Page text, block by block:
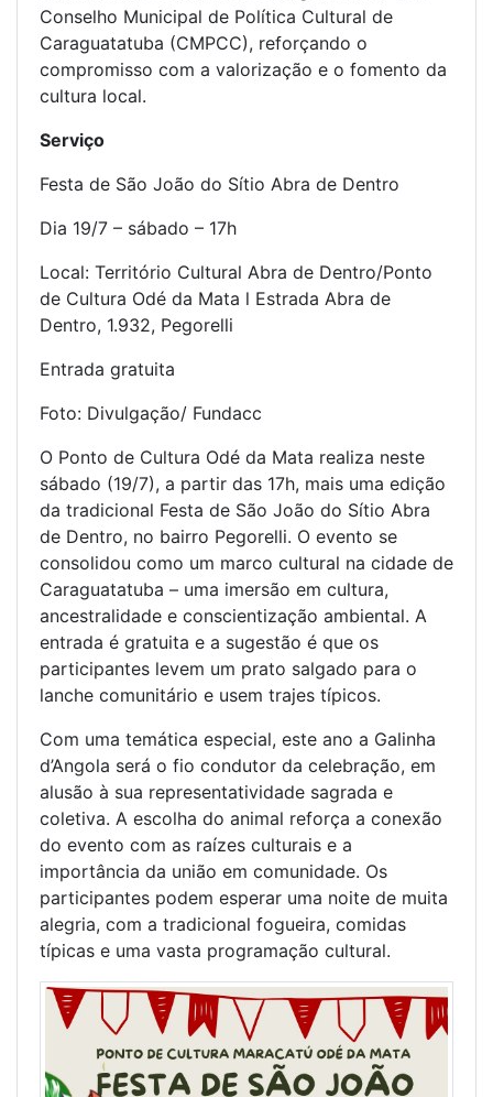
Conselho Municipal de Política Cultural de
Caraguatatuba (CMPCC), reforçando o
compromisso com a valorização e o fomento da
cultura local.
Serviço
Festa de São João do Sítio Abra de Dentro
Dia 19/7 – sábado – 17h
Local: Território Cultural Abra de Dentro/Ponto
de Cultura Odé da Mata l Estrada Abra de
Dentro, 1.932, Pegorelli
Entrada gratuita
Foto: Divulgação/ Fundacc
O Ponto de Cultura Odé da Mata realiza neste
sábado (19/7), a partir das 17h, mais uma edição
da tradicional Festa de São João do Sítio Abra
de Dentro, no bairro Pegorelli. O evento se
consolidou como um marco cultural na cidade de
Caraguatatuba – uma imersão em cultura,
ancestralidade e conscientização ambiental. A
entrada é gratuita e a sugestão é que os
participantes levem um prato salgado para o
lanche comunitário e usem trajes típicos.
Com uma temática especial, este ano a Galinha
d’Angola será o fio condutor da celebração, em
alusão à sua representatividade sagrada e
coletiva. A escolha do animal reforça a conexão
do evento com as raízes culturais e a
importância da união em comunidade. Os
participantes podem esperar uma noite de muita
alegria, com a tradicional fogueira, comidas
típicas e uma vasta programação cultural.